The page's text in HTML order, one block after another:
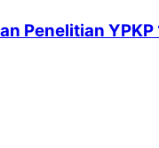
Penelitian YPKP